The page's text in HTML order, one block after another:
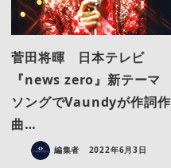
菅田将暉 日本テレビ
『news zero』新テーマ
ソングでVaundyが作詞作
曲…
編集者 2022年6月3日